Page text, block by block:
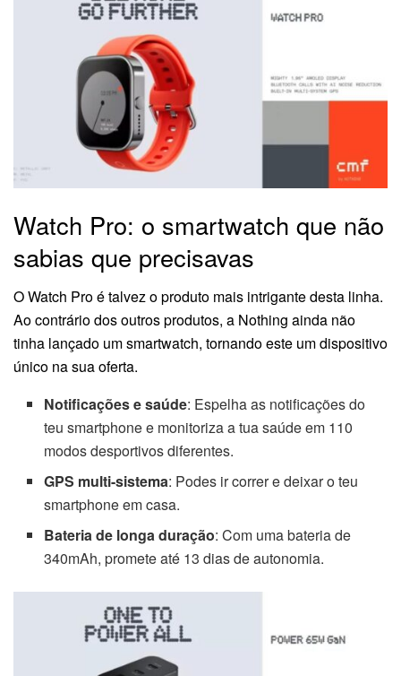
Watch Pro: o smartwatch que não
sabias que precisavas
O Watch Pro é talvez o produto mais intrigante desta linha.
Ao contrário dos outros produtos, a Nothing ainda não
tinha lançado um smartwatch, tornando este um dispositivo
único na sua oferta.
Notificações e saúde: Espelha as notificações do
teu smartphone e monitoriza a tua saúde em 110
modos desportivos diferentes.
GPS multi-sistema: Podes ir correr e deixar o teu
smartphone em casa.
Bateria de longa duração: Com uma bateria de
340mAh, promete até 13 dias de autonomia.